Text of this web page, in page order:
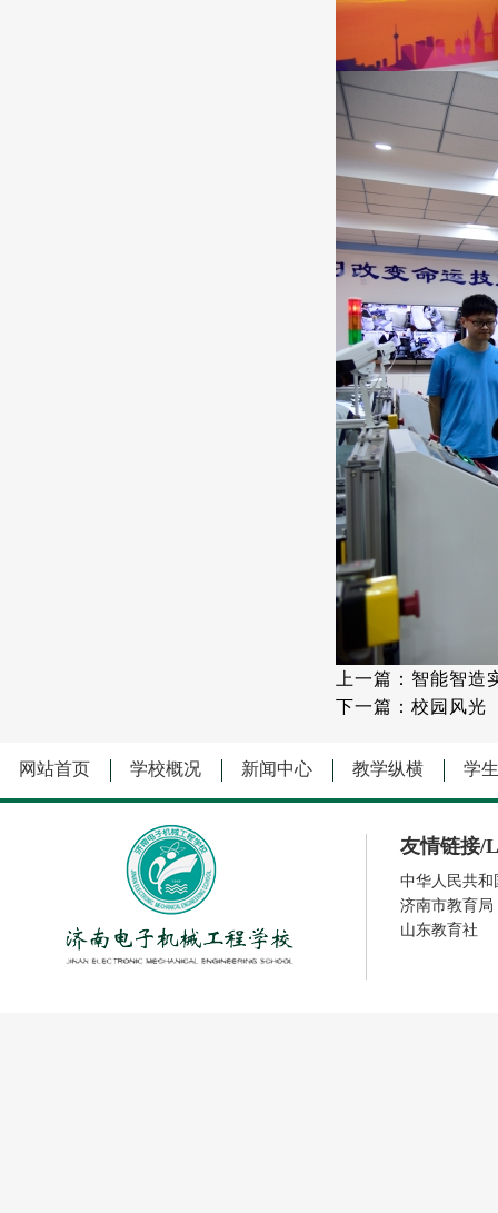
上一篇：智能智造
下一篇：校园风光
网站首页 学校概况 新闻中心 教学纵横 学
友情链接/
中华人民共和
济南市教育局
山东教育社